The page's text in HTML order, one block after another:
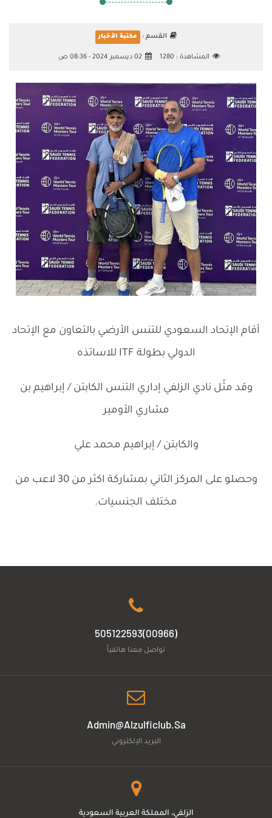
القسم : مكتبة الأخبار
المشاهدة : 1280 02 ديسمبر 2024 - 08:36 ص
أقام الإتحاد السعودي للتنس الأرضي بالتعاون مع الإتحاد
الدولي بطولة ITF للاساتذه
وقد مثّل نادي الزلفي إداري التنس الكابتن / إبراهيم بن
مشاري الأومير
والكابتن / إبراهيم محمد علي
وحصلو على المركز الثاني بمشاركة اكثر من 30 لاعب من
مختلف الجنسيات.
(00966)505122593
تواصل معنا هاتفياً
Admin@alzulficlub.sa
البريد الإلكتروني
الزلفي، المملكة العربية السعودية